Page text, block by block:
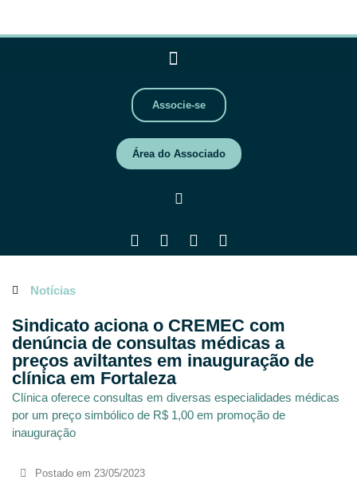
Associe-se
Área do Associado
Notícias
Sindicato aciona o CREMEC com
denúncia de consultas médicas a
preços aviltantes em inauguração de
clínica em Fortaleza
Clínica oferece consultas em diversas especialidades médicas
por um preço simbólico de R$ 1,00 em promoção de
inauguração
Postado em 23/05/2023